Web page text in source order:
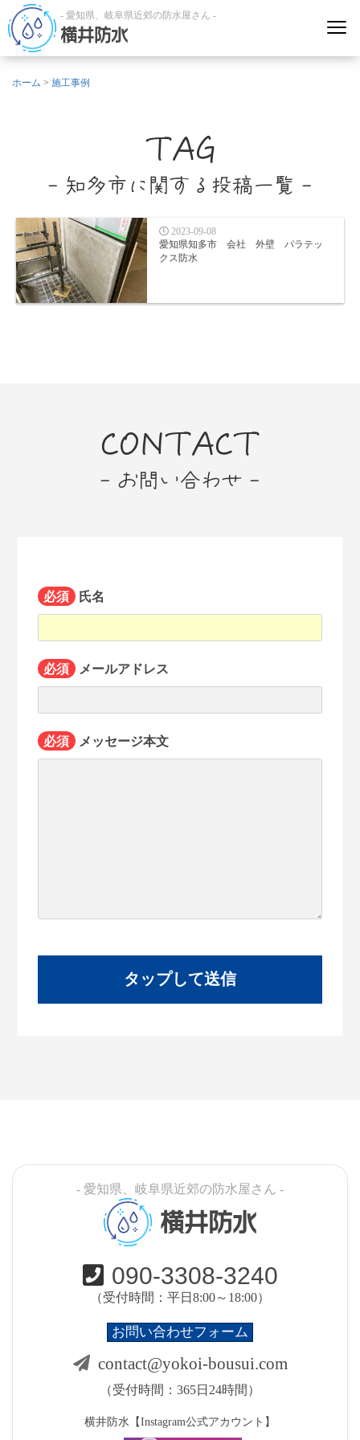
- 愛知県、岐阜県近郊の防水屋さん -
横井防水
ホーム > 施工事例
TAG
- 知多市に関する投稿一覧 -
2023-09-08
愛知県知多市 会社 外壁 パラテッ
クス防水
CONTACT
- お問い合わせ -
必須 氏名
必須 メールアドレス
必須 メッセージ本文
- 愛知県、岐阜県近郊の防水屋さん -
横井防水
090-3308-3240
（受付時間：平日8:00～18:00）
お問い合わせフォーム
contact@yokoi-bousui.com
（受付時間：365日24時間）
横井防水【Instagram公式アカウント】